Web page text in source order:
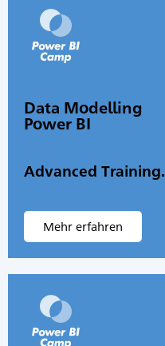
Data Modelling
Power BI
Advanced Training.
Mehr erfahren